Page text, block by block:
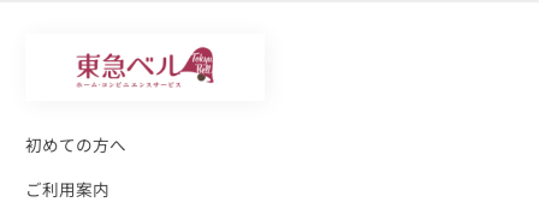
初めての方へ
ご利用案内